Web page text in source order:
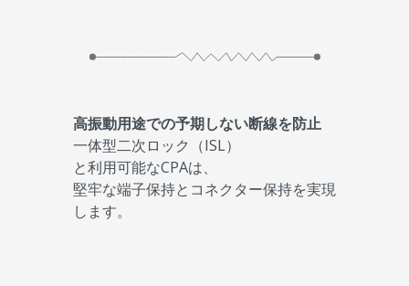
高振動用途での予期しない断線を防止
一体型二次ロック（ISL）
と利用可能なCPAは、
堅牢な端子保持とコネクター保持を実現
します。